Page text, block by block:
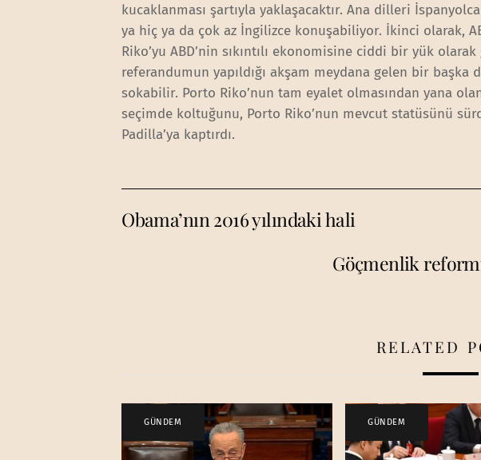
kucaklanması şartıyla yaklaşacaktır. Ana dilleri
ya hiç ya da çok az İngilizce konuşabiliyor. İkinci olarak,
Riko’yu ABD’nin sıkıntılı ekonomisine ciddi bir yük
referandumun yapıldığı akşam meydana gelen bir başka
sokabilir. Porto Riko’nun tam eyalet olmasından yana
seçimde koltuğunu, Porto Riko’nun mevcut statüsünü
Padilla’ya kaptırdı.
Obama’nın 2016 yılındaki hali
Göçmenlik
RELATED
GÜNDEM GÜNDEM